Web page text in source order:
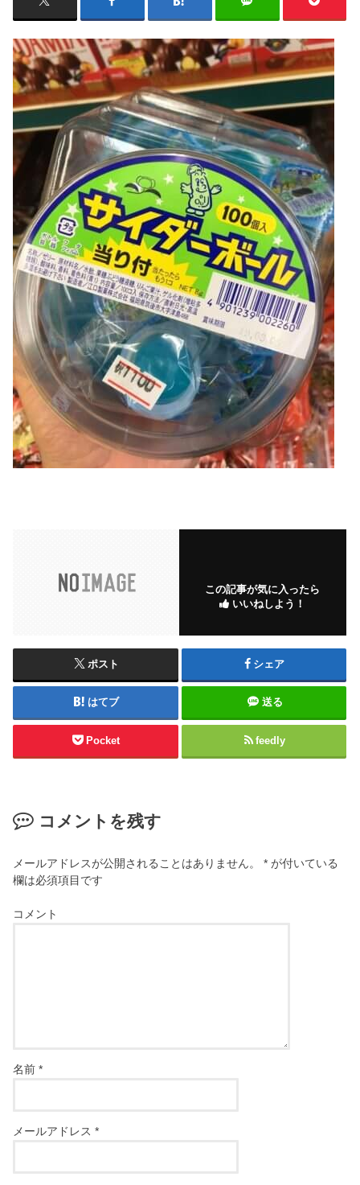
この記事が気に入ったら
いいねしよう！
ポスト シェア
はてブ 送る
Pocket feedly
コメントを残す
メールアドレスが公開されることはありません。 * が付いている
欄は必須項目です
コメント
名前*
メールアドレス*